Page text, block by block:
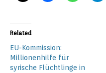
Related
EU-Kommission:
Millionenhilfe für
syrische Flüchtlinge in